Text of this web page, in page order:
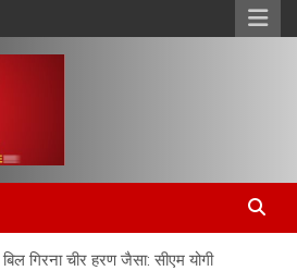
गिरना चीर हरण जैसा: सीएम योगी